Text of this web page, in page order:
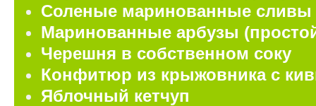
Соленые маринованные сливы
Маринованные арбузы
Черешня в собственном соку
Конфитюр из крыжовника с
Яблочный кетчуп